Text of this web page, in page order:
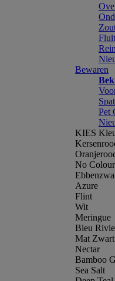
Bewaren
Pet
KIES
No Colour
Azure
Flint
Wit
Meringue
Bleu
Mat Zwart
Nectar
Bamboo
Sea Salt